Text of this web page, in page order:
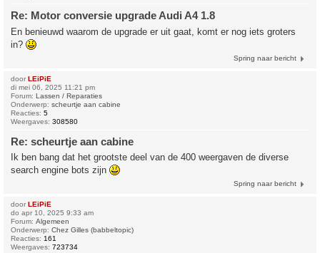
Re: Motor conversie upgrade Audi A4 1.8
En benieuwd waarom de upgrade er uit gaat, komt er nog iets groters
in?
Spring naar bericht
door LEiPiE
di mei 06, 2025 11:21 pm
Forum: Lassen / Reparaties
Onderwerp: scheurtje aan cabine
Reacties: 5
Weergaves: 308580
Re: scheurtje aan cabine
Ik ben bang dat het grootste deel van de 400 weergaven de diverse
search engine bots zijn
Spring naar bericht
door LEiPiE
do apr 10, 2025 9:33 am
Forum: Algemeen
Onderwerp: Chez Gilles (babbeltopic)
Reacties: 161
Weergaves: 723734